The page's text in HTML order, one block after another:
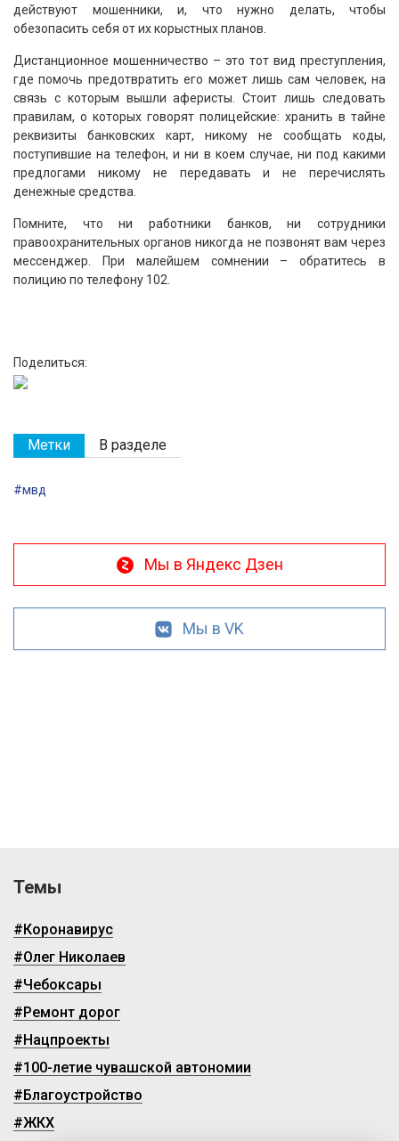
действуют мошенники, и, что нужно делать, чтобы
обезопасить себя от их корыстных планов.
Дистанционное мошенничество – это тот вид преступления,
где помочь предотвратить его может лишь сам человек, на
связь с которым вышли аферисты. Стоит лишь следовать
правилам, о которых говорят полицейские: хранить в тайне
реквизиты банковских карт, никому не сообщать коды,
поступившие на телефон, и ни в коем случае, ни под какими
предлогами никому не передавать и не перечислять
денежные средства.
Помните, что ни работники банков, ни сотрудники
правоохранительных органов никогда не позвонят вам через
мессенджер. При малейшем сомнении – обратитесь в
полицию по телефону 102.
Поделиться:
Метки В разделе
#мвд
Мы в Яндекс Дзен
Мы в VK
Темы
#Коронавирус
#Олег Николаев
#Чебоксары
#Ремонт дорог
#Нацпроекты
#100-летие чувашской автономии
#Благоустройство
#ЖКХ